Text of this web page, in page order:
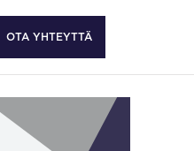
OTA YHTEYTTÄ